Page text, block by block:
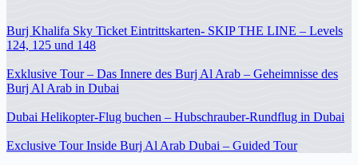
Burj Khalifa Sky Ticket Eintrittskarten- SKIP THE LINE – Levels
124, 125 und 148
Exklusive Tour – Das Innere des Burj Al Arab – Geheimnisse des
Burj Al Arab in Dubai
Dubai Helikopter-Flug buchen – Hubschrauber-Rundflug in Dubai
Exclusive Tour Inside Burj Al Arab Dubai – Guided Tour